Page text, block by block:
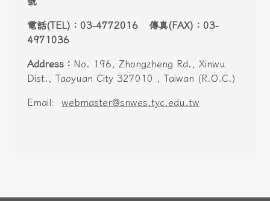
電話(TEL)：03-4772016 傳真(FAX)：03-
4971036
Address： No. 196, Zhongzheng Rd., Xinwu
Dist., Taoyuan City 327010 , Taiwan (R.O.C.)
Email: webmaster@snwes.tyc.edu.tw